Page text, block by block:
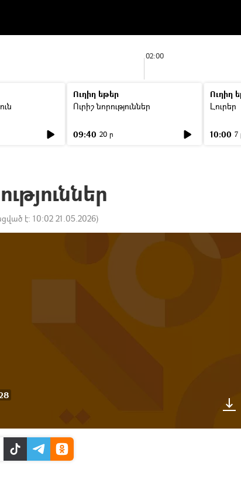
02:00
Ուղիղ եթեր
Ուրիշ նորություններ
09:40 20 ր
Ուղիղ
Լուրեր
10:00 7
է: 10:02 21.05.2026)